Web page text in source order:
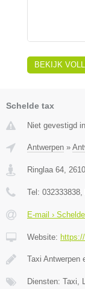
BEKIJK
Schelde tax
Niet gevestigd
Antwerpen »
Ringlaa 64, 2610
Tel: 032333838,
E-mail ›
Website:
Taxi Antwerpen
Diensten: Taxi,